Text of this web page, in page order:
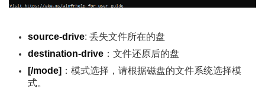
source-drive: 丢失文件所在的盘
destination-drive ：文件还原后的盘
[/mode] ：模式选择，请根据磁盘的文件系统选择模
式。